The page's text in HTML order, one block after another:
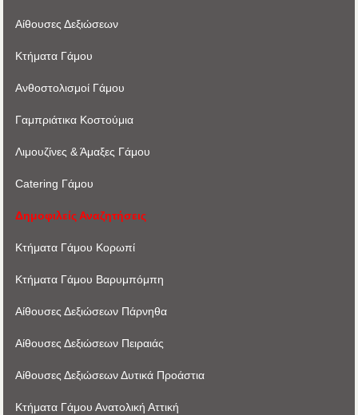
Αίθουσες Δεξιώσεων
Κτήματα Γάμου
Ανθοστολισμοί Γάμου
Γαμπριάτικα Κοστούμια
Λιμουζίνες & Άμαξες Γάμου
Catering Γάμου
Δημοφιλείς Αναζητήσεις
Κτήματα Γάμου Κορωπί
Κτήματα Γάμου Βαρυμπόμπη
Αίθουσες Δεξιώσεων Πάρνηθα
Αίθουσες Δεξιώσεων Πειραιάς
Αίθουσες Δεξιώσεων Δυτικά Προάστια
Κτήματα Γάμου Ανατολική Αττική